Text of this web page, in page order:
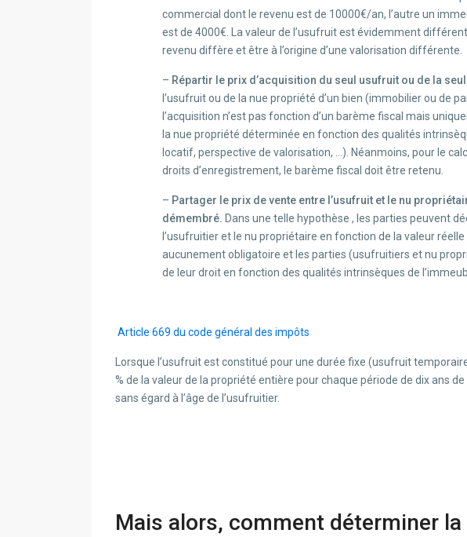
commercial dont le revenu est de 10000€/an, l’autre un
est de 4000€. La valeur de l’usufruit est évidemment
revenu diffère et être à l’origine d’une valorisation différente.
– Répartir le prix d’acquisition du seul usufruit ou de la
l’usufruit ou de la nue propriété d’un bien (immobilier ou de
l’acquisition n’est pas fonction d’un barème fiscal mais
la nue propriété déterminée en fonction des qualités
locatif, perspective de valorisation, …). Néanmoins, pour le
droits d’enregistrement, le barème fiscal doit être retenu.
– Partager le prix de vente entre l’usufruit et le nu
démembré. Dans une telle hypothèse , les parties peuvent
l’usufruitier et le nu propriétaire en fonction de la valeur
aucunement obligatoire et les parties (usufruitiers et nu
de leur droit en fonction des qualités intrinsèques de
Article 669 du code général des impôts
Lorsque l’usufruit est constitué pour une durée fixe (usufruit
% de la valeur de la propriété entière pour chaque période de dix ans
sans égard à l’âge de l’usufruitier.
Mais alors, comment déterminer la